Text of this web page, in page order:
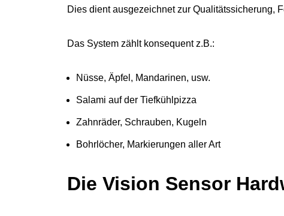
Dies dient ausgezeichnet zur Qualitätssicherung,
Das System zählt konsequent z.B.:
Nüsse, Äpfel, Mandarinen, usw.
Salami auf der Tiefkühlpizza
Zahnräder, Schrauben, Kugeln
Bohrlöcher, Markierungen aller Art
Die Vision Sensor